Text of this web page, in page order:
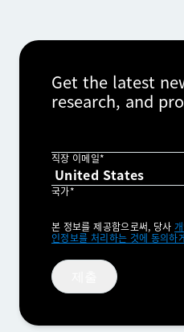
Get the latest
research, and
직장 이메일*
국가*
Privacy
Optin
본 정보를 제공함으로써, 당사
인정보를 처리하는 것에 동의하